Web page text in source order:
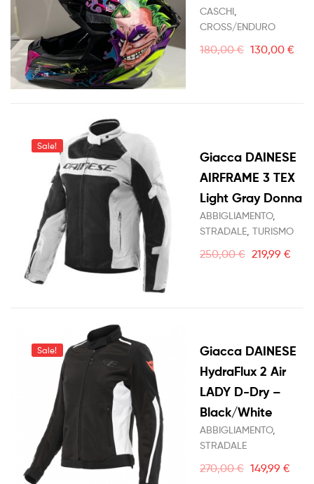
CASCHI
CROSS/ENDURO
180,00€ 130,00€
Sale!
Giacca DAINESE
AIRFRAME 3 TEX
Light Gray Donna
ABBIGLIAMENTO,
STRADALE TURISMO
250,00€ 219,99€
Sale!
Giacca DAINESE
HydraFlux 2 Air
LADY D-Dry –
Black/White
ABBIGLIAMENTO,
STRADALE
270,00€ 149,99€